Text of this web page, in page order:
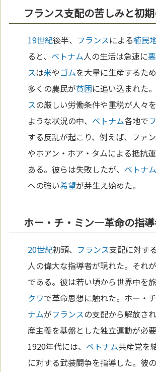
フランス支配の苦しみと初
19世紀後半、 フランスによる植民
ると、 ベトナム人の生活は急速に悪
スは米やゴムを大量に生産するた
多くの農民が貧困に追い込まれた
スの厳しい労働条件や重税が人々
ような状況の中、 ベトナム各地で
する反乱が起こり、例えば、ファ
やホアン・ホア・タムによる抵抗
ある。彼らは失敗したが、 ベトナム
への強い希望が芽生え始めた。
ホー・チ・ミン—革命の指
20世紀初頭、 フランス支配に対す
人の偉大な指導者が現れた。それ
である。彼は若い頃から世界中を旅
クワで革命思想に触れた。ホー・チ
ナムがフランスの支配から解放さ
産主義を基盤とした独立運動が必
1920年代には、 ベトナム共産党を
に対する武装闘争を指導した。彼の